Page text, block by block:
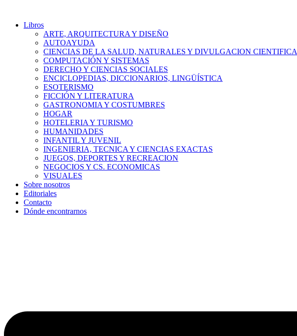
Libros
ARTE, ARQUITECTURA Y DISEÑO
AUTOAYUDA
CIENCIAS DE LA SALUD, NATURALES Y DIVULGACION CIENTIFICA
COMPUTACIÓN Y SISTEMAS
DERECHO Y CIENCIAS SOCIALES
ENCICLOPEDIAS, DICCIONARIOS, LINGÜÍSTICA
ESOTERISMO
FICCIÓN Y LITERATURA
GASTRONOMIA Y COSTUMBRES
HOGAR
HOTELERIA Y TURISMO
HUMANIDADES
INFANTIL Y JUVENIL
INGENIERIA, TECNICA Y CIENCIAS EXACTAS
JUEGOS, DEPORTES Y RECREACION
NEGOCIOS Y CS. ECONOMICAS
VISUALES
Sobre nosotros
Editoriales
Contacto
Dónde encontrarnos